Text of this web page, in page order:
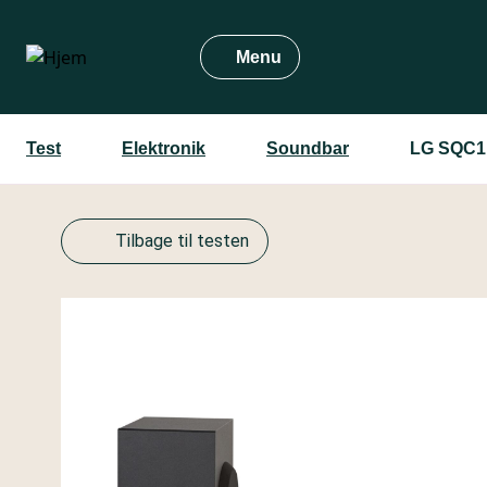
hovedindhold
Menu
Test Elektronik Soundbar LG SQC1
Tilbage til testen